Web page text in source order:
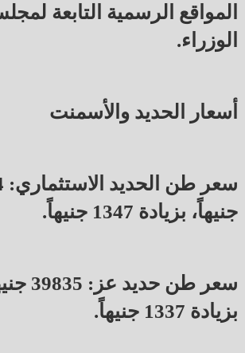
المواقع الرسمية التابعة
الوزراء.
أسعار الحديد والأسمنت
جنيهاً، بزيادة 1347 جنيهاً.
سعر طن حديد
بزيادة 1337 جنيهاً.